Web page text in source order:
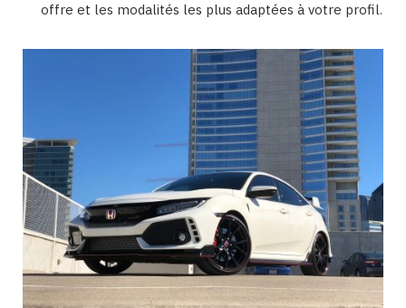
offre et les modalités les plus adaptées à votre profil.